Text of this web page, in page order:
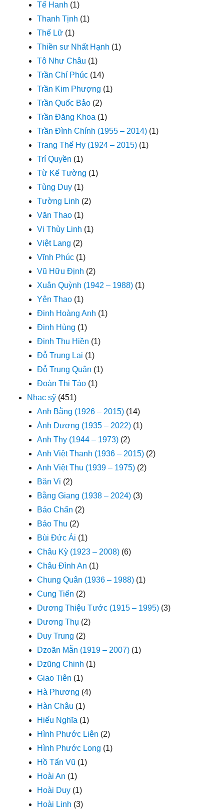
Tế Hanh (1)
Thanh Tịnh (1)
Thế Lữ (1)
Thiền sư Nhất Hạnh (1)
Tô Như Châu (1)
Trần Chí Phúc (14)
Trần Kim Phượng (1)
Trần Quốc Bảo (2)
Trần Đăng Khoa (1)
Trần Đình Chính (1955 – 2014) (1)
Trang Thế Hy (1924 – 2015) (1)
Trí Quyền (1)
Từ Kế Tường (1)
Tùng Duy (1)
Tường Linh (2)
Văn Thao (1)
Vi Thùy Linh (1)
Việt Lang (2)
Vĩnh Phúc (1)
Vũ Hữu Định (2)
Xuân Quỳnh (1942 – 1988) (1)
Yên Thao (1)
Đinh Hoàng Anh (1)
Đinh Hùng (1)
Đinh Thu Hiền (1)
Đỗ Trung Lai (1)
Đỗ Trung Quân (1)
Đoàn Thị Tảo (1)
Nhạc sỹ (451)
Anh Bằng (1926 – 2015) (14)
Ánh Dương (1935 – 2022) (1)
Anh Thy (1944 – 1973) (2)
Anh Việt Thanh (1936 – 2015) (2)
Anh Việt Thu (1939 – 1975) (2)
Băn Vi (2)
Bằng Giang (1938 – 2024) (3)
Bảo Chấn (2)
Bảo Thu (2)
Bùi Đức Ái (1)
Châu Kỳ (1923 – 2008) (6)
Châu Đình An (1)
Chung Quân (1936 – 1988) (1)
Cung Tiến (2)
Dương Thiệu Tước (1915 – 1995) (3)
Dương Thụ (2)
Duy Trung (2)
Dzoãn Mẫn (1919 – 2007) (1)
Dzũng Chinh (1)
Giao Tiên (1)
Hà Phương (4)
Hàn Châu (1)
Hiếu Nghĩa (1)
Hình Phước Liên (2)
Hình Phước Long (1)
Hồ Tấn Vũ (1)
Hoài An (1)
Hoài Duy (1)
Hoài Linh (3)